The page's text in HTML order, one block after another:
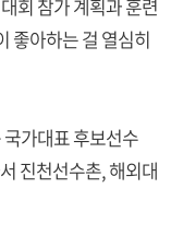
회 참가 계획과 훈련
좋아하는 걸 열심히
가대표 후보선수
진천선수촌, 해외대